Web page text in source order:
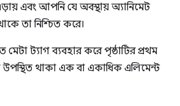
এবং আপনি যে অবস্থায় অ্যানিমেট
তা নিশ্চিত করে।
মেটা ট্যাগ ব্যবহার করে পৃষ্ঠাটির প্রথম
থাকা এক বা একাধিক এলিমেন্ট